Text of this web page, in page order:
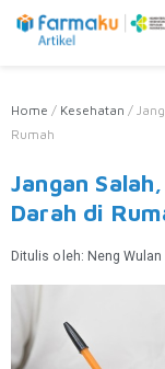
Home / Kesehatan /
Rumah
Jangan
Darah di
Ditulis oleh: Neng